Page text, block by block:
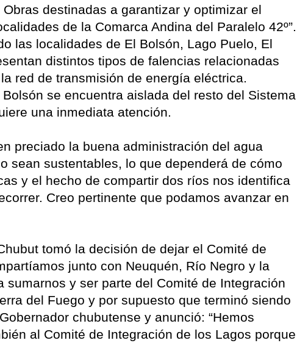
destinadas a garantizar y optimizar el
de la Comarca Andina del Paralelo 42º”.
las localidades de El Bolsón, Lago Puelo, El
distintos tipos de falencias relacionadas
red de transmisión de energía eléctrica.
se encuentra aislada del resto del Sistema
una inmediata atención.
preciado la buena administración del agua
sean sustentables, lo que dependerá de cómo
y el hecho de compartir dos ríos nos identifica
Creo pertinente que podamos avanzar en
tomó la decisión de dejar el Comité de
junto con Neuquén, Río Negro y la
sumarnos y ser parte del Comité de Integración
del Fuego y por supuesto que terminó siendo
chubutense y anunció: “Hemos
al Comité de Integración de los Lagos porque